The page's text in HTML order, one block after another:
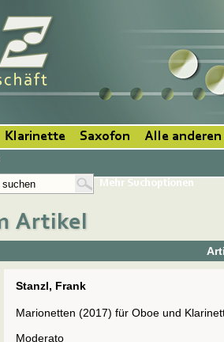
Klarinette Saxofon
Alle
Mehr Suchoptionen
Stanzl, Frank
Marionetten (2017) für Oboe und
Moderato